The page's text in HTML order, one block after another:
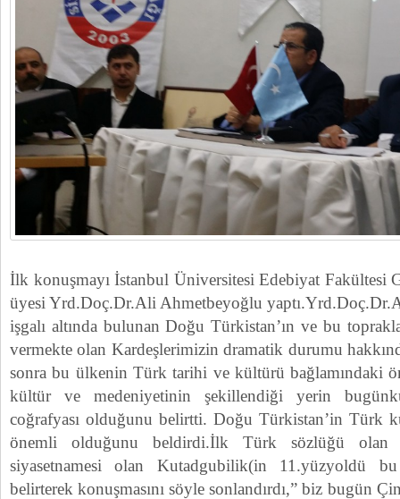
İlk konuşmayı İstanbul Üniversitesi Edebiyat Fakültesi
üyesi Yrd.Doç.Dr.Ali Ahmetbeyoğlu
işgalı altında bulunan Doğu Türkistan’ın ve bu
vermekte olan Kardeşlerimizin dramatik durumu
sonra bu ülkenin Türk tarihi ve kültürü bağlamındaki
kültür ve medeniyetinin şekillendiği yerin
coğrafyası olduğunu belirtti. Doğu Türkistan’in Türk
önemli olduğunu beldirdi.İlk Türk sözlüğü
siyasetnamesi olan Kutadgubilik(in 11.yüzyoldü bu
belirterek konuşmasını söyle sonlandırdı,” biz bugün